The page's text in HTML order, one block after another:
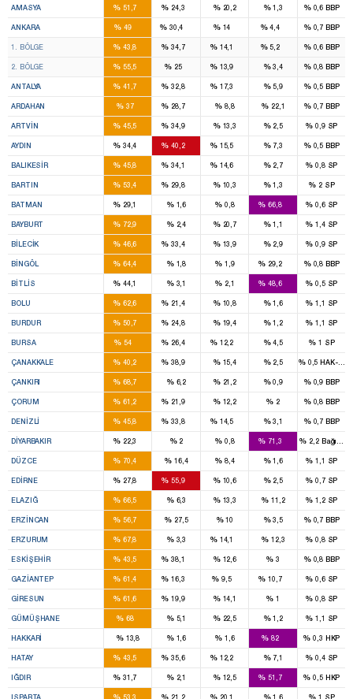
AMASYA %51,7 % 24,3 %20,2 %1,3 %0,6BBP
ANKARA % 49 %30,4 %14 %4,4 %0,7BBP
1. BÖLGE %43,8 % 34,7 %14,1 %5,2 %0,6BBP
2. BÖLGE %55,5 % 25 %13,9 %3,4 %0,8BBP
ANTALYA %41,7 % 32,8 %17,3 %5,9 %0,5BBP
ARDAHAN %37 % 28,7 % 8,8 % 22,1 %0,7BBP
ARTVIN %45,5 % 34,9 %13,3 %2,5 % 0,9 SP
AYDIN %34,4 % 40,2 %15,5 %7,3 %0,5BBP
BALIKESIR %45,8 % 34,1 %14,6 %2,7 % 0,8 SP
BARTIN %53,4 % 29,8 %10,3 %1,3 %2 SP
BATMAN %29,1 %1,6 % 0,8 % 66,8 % 0,6 SP
BAYBURT %72,9 %2,4 %20,7 %1,1 % 1,4 SP
BILECIK %46,6 % 33,4 %13,9 %2,9 % 0,9 SP
BINGÖL %64,4 %1,8 % 1,9 % 29,2 %0,8BBP
BITLIS %44,1 %3,1 % 2,1 % 48,6 % 0,5 SP
BOLU %62,6 % 21,4 %10,8 %1,6 % 1,1 SP
BURDUR %50,7 % 24,8 %19,4 %1,2 % 1,1 SP
BURSA % 54 % 26,4 %12,2 %4,5 %1 SP
ÇANAKKALE %40,2 % 38,9 %15,4 %2,5 %0,5HAK-PAR
ÇANKIRI %68,7 %6,2 %21,2 %0,9 %0,9BBP
ÇORUM %61,2 % 21,9 %12,2 % 2 %0,8BBP
DENIZLI %45,8 % 33,8 %14,5 %3,1 %0,7BBP
DIYARBAKIR %22,3 %2 % 0,8 % 71,3 % 2,2
DÜZCE %70,4 % 16,4 % 8,4 %1,6 % 1,1 SP
EDIRNE %27,8 % 55,9 %10,6 %2,5 % 0,7 SP
ELAZIĞ %66,5 %6,3 %13,3 % 11,2 % 1,2 SP
ERZINCAN %56,7 % 27,5 %10 %3,5 %0,7BBP
ERZURUM %67,8 %3,3 %14,1 % 12,3 % 0,8 SP
ESKIŞEHIR %43,5 % 38,1 %12,6 % 3 %0,8BBP
GAZIANTEP %61,4 % 16,3 % 9,5 % 10,7 % 0,6 SP
GIRESUN %61,6 % 19,9 %14,1 % 1 % 0,8 SP
GÜMÜŞHANE %68 %5,1 %22,5 %1,2 % 1,1 SP
HAKKARI %13,8 %1,6 % 1,6 % 82 % 0,3 HKP
HATAY %43,5 % 35,6 %12,2 %7,1 % 0,4 SP
IĞDIR %31,7 %2,1 %12,5 % 51,7 % 0,5 HKP
ISPARTA %53,3 % 21,2 %20,1 %1,6 %1 SP